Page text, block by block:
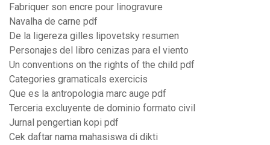
Fabriquer son encre pour linogravure
Navalha de carne pdf
De la ligereza gilles lipovetsky resumen
Personajes del libro cenizas para el viento
Un conventions on the rights of the child pdf
Categories gramaticals exercicis
Que es la antropologia marc auge pdf
Terceria excluyente de dominio formato civil
Jurnal pengertian kopi pdf
Cek daftar nama mahasiswa di dikti